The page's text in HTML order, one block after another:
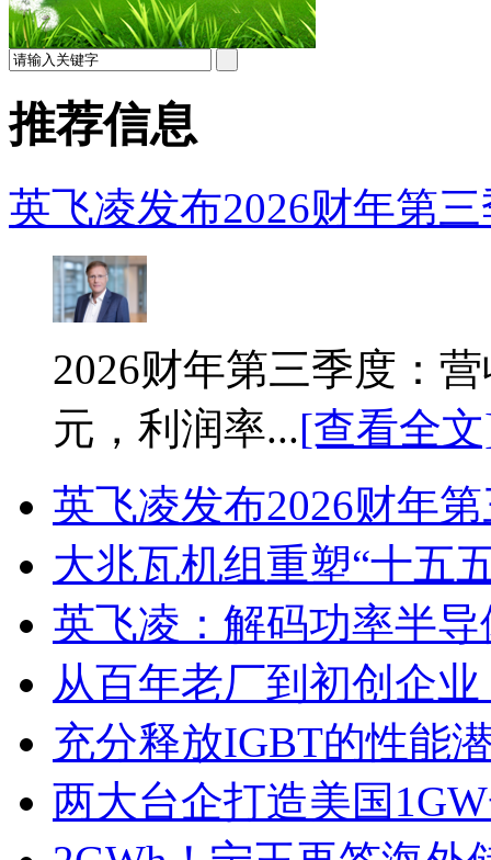
推荐信息
英飞凌发布2026财年第
2026财年第三季度：
元，利润率...[查看全
英飞凌发布2026财年
大兆瓦机组重塑“十五
英飞凌：解码功率半
从百年老厂到初创企
充分释放IGBT的性能
两大台企打造美国